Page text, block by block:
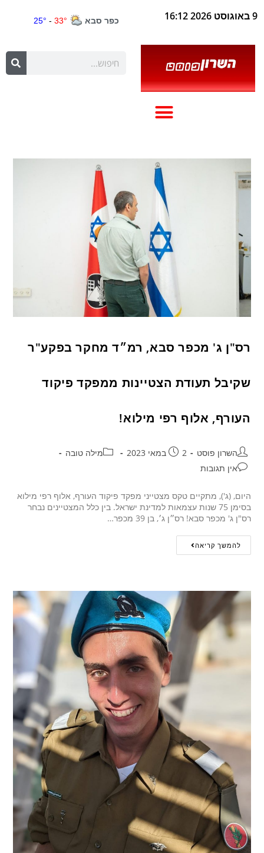
9 באוגוסט 2026 16:12
רס"ן ג' מכפר סבא, רמ״ד מחקר בפקע"ר
שקיבל תעודת הצטיינות ממפקד פיקוד
העורף, אלוף רפי מילוא!
השרון פוסט 2 במאי 2023
מילה טובה
אין תגובות
היום, (ג'), מתקיים טקס מצטייני מפקד פיקוד העורף, אלוף רפי מילוא
בסימן 75 שנות עצמאות למדינת ישראל. בין כלל המצטיינים נבחר
רס"ן ג' מכפר סבא! רס״ן ג׳, בן 39 מכפר…
להמשך קריאה